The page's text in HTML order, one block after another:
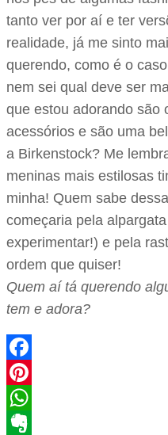
tanto ver por aí e ter
realidade, já me sinto
querendo, como é o
nem sei qual deve ser
que estou adorando
acessórios e são uma
a Birkenstock? Me
meninas mais estilosas
minha! Quem sabe
começaria pela
experimentar!) e pela
ordem que quiser!
Quem aí tá querendo
tem e adora?
Facebook
Pinterest
WhatsApp